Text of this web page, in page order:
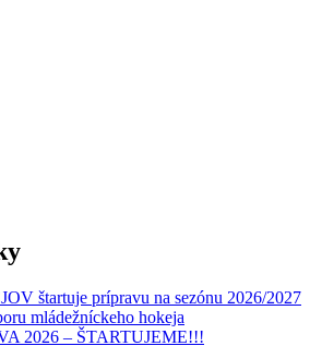
štartuje prípravu na sezónu 2026/2027
mládežníckeho hokeja
2026 – ŠTARTUJEME!!!